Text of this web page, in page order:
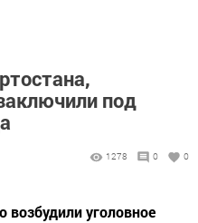
под
1278 0 0
возбудили уголовное